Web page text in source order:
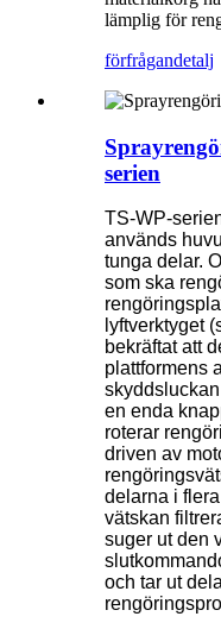
lämplig för
förfrågandetalj
serien
TS-WP-
används
tunga delar.
som ska
lyftverktyget
bekräftat att
plattformens
en enda
roterar
driven av
delarna i
vätskan
suger ut den
och tar ut